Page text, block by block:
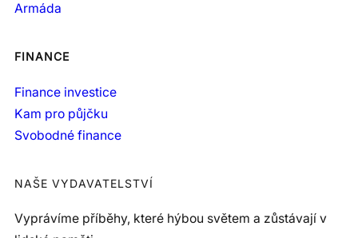
Armáda
FINANCE
Finance investice
Kam pro půjčku
Svobodné finance
NAŠE VYDAVATELSTVÍ
Vyprávíme příběhy, které hýbou světem a zůstávají v